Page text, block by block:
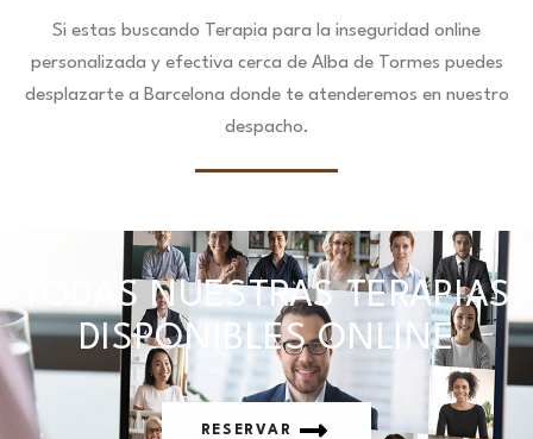
Si estas buscando Terapia para la inseguridad online
personalizada y efectiva cerca de Alba de Tormes puedes
desplazarte a Barcelona donde te atenderemos en nuestro
despacho.
TODAS NUESTRAS TERAPIAS
DISPONIBLES ONLINE
RESERVAR